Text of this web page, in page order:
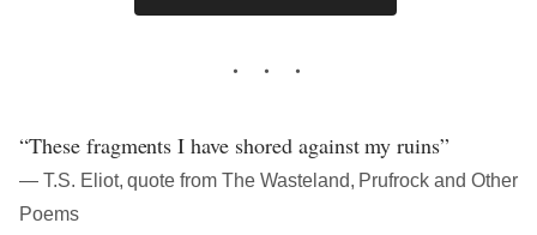
“These fragments I have shored against my ruins”
― T.S. Eliot, quote from The Wasteland, Prufrock and Other
Poems